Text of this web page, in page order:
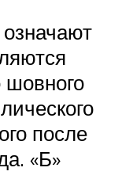
шовного
после
«Б»